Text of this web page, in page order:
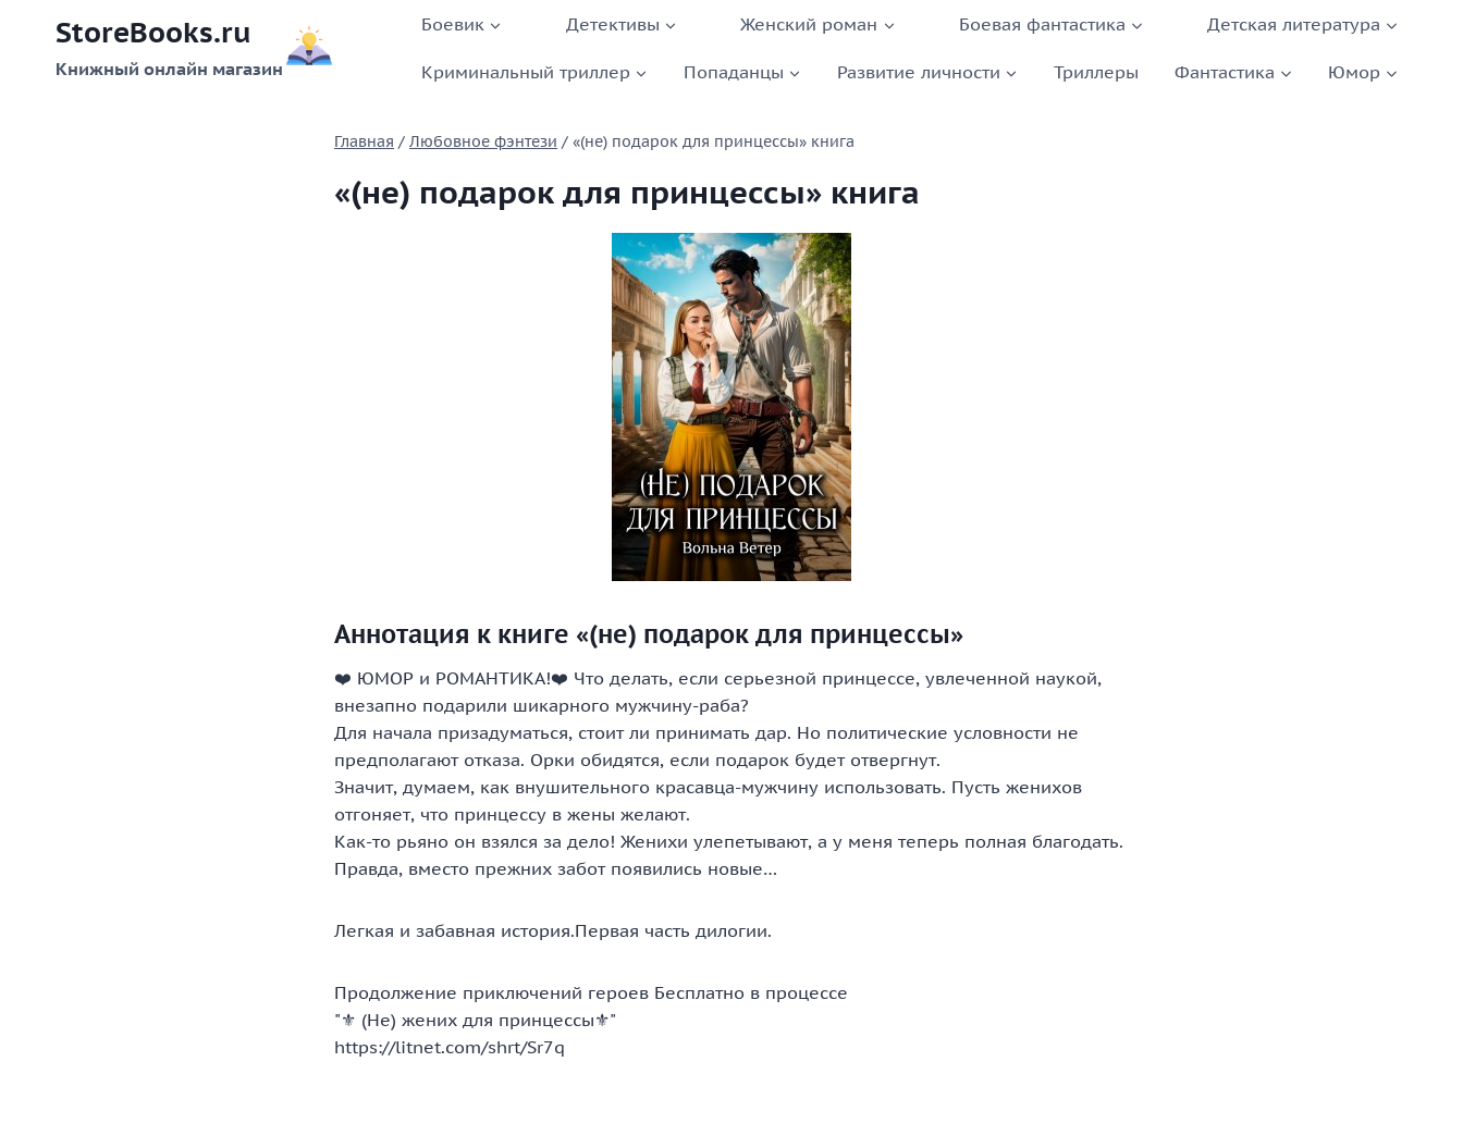
содержимому
StoreBooks.ru
Книжный онлайн магазин
Боевик Детективы Женский роман Боевая фантастика Детская литература
Криминальный триллер Попаданцы Развитие личности Триллеры Фантастика Юмор
Главная / Любовное фэнтези / «(не) подарок для принцессы» книга
«(не) подарок для принцессы» книга
Аннотация к книге «(не) подарок для принцессы»
❤️ ЮМОР и РОМАНТИКА!❤️ Что делать, если серьезной принцессе, увлеченной наукой,
внезапно подарили шикарного мужчину-раба?
Для начала призадуматься, стоит ли принимать дар. Но политические условности не
предполагают отказа. Орки обидятся, если подарок будет отвергнут.
Значит, думаем, как внушительного красавца-мужчину использовать. Пусть женихов
отгоняет, что принцессу в жены желают.
Как-то рьяно он взялся за дело! Женихи улепетывают, а у меня теперь полная благодать.
Правда, вместо прежних забот появились новые…
Легкая и забавная история.Первая часть дилогии.
Продолжение приключений героев Бесплатно в процессе
"⚜️ (Не) жених для принцессы⚜️"
https://litnet.com/shrt/Sr7q